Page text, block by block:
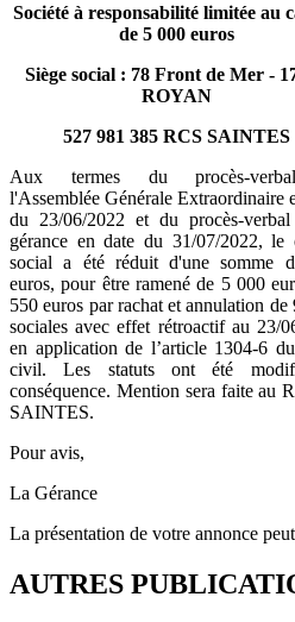
Société à responsabilité limitée au
de 5 000 euros
Siège social : 78 Front de Mer -
ROYAN
527 981 385 RCS SAINTES
Aux termes du procès-
l'Assemblée Générale Extraordinaire
du 23/06/2022 et du procès-
gérance en date du 31/07/2022, le
social a été réduit d'une somme
euros, pour être ramené de 5 000
550 euros par rachat et annulation de
sociales avec effet rétroactif au 23/
en application de l’article 1304-6
civil. Les statuts ont été
conséquence. Mention sera faite au
SAINTES.
Pour avis,
La Gérance
La présentation de votre annonce
AUTRES